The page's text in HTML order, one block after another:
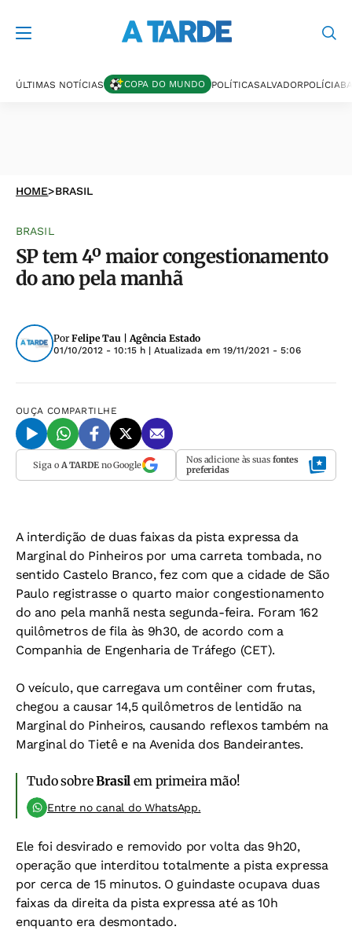
ÚLTIMAS NOTÍCIAS COPA DO MUNDO POLÍTICASALVADORPOLÍCIA
HOME>BRASIL
BRASIL
SP tem 4º maior congestionamento
do ano pela manhã
Por Felipe Tau | Agência Estado
01/10/2012 - 10:15 h | Atualizada em 19/11/2021 - 5:06
OUÇA COMPARTILHE
Siga o A TARDEno Google Nos adicione às suas fontes
preferidas
A interdição de duas faixas da pista expressa da
Marginal do Pinheiros por uma carreta tombada, no
sentido Castelo Branco, fez com que a cidade de São
Paulo registrasse o quarto maior congestionamento
do ano pela manhã nesta segunda-feira. Foram 162
quilômetros de fila às 9h30, de acordo com a
Companhia de Engenharia de Tráfego (CET).
O veículo, que carregava um contêiner com frutas,
chegou a causar 14,5 quilômetros de lentidão na
Marginal do Pinheiros, causando reflexos também na
Marginal do Tietê e na Avenida dos Bandeirantes.
Tudo sobreBrasil em primeira mão!
Entre no canal do WhatsApp.
Ele foi desvirado e removido por volta das 9h20,
operação que interditou totalmente a pista expressa
por cerca de 15 minutos. O guindaste ocupava duas
faixas da direita da pista expressa até as 10h
enquanto era desmontado.